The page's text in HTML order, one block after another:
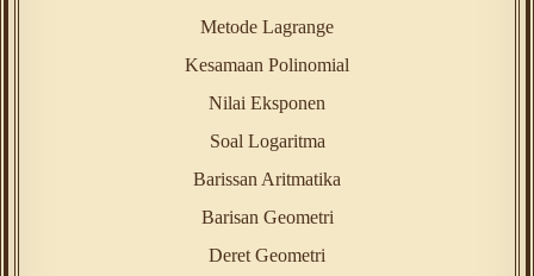
Metode Lagrange
Kesamaan Polinomial
Nilai Eksponen
Soal Logaritma
Barissan Aritmatika
Barisan Geometri
Deret Geometri